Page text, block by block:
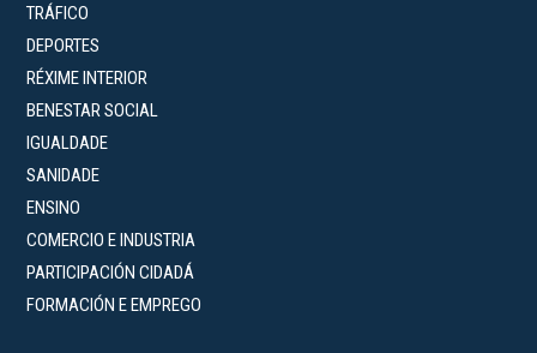
TRÁFICO
DEPORTES
RÉXIME INTERIOR
BENESTAR SOCIAL
IGUALDADE
SANIDADE
ENSINO
COMERCIO E INDUSTRIA
PARTICIPACIÓN CIDADÁ
FORMACIÓN E EMPREGO